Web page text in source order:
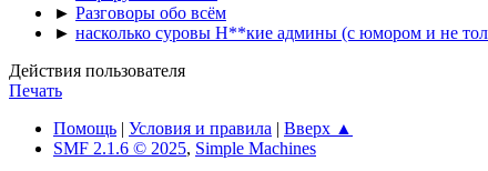
► Разговоры обо всём
► насколько суровы Н**кие админы (с юмором и не
Действия пользователя
Печать
Помощь | Условия и правила | Вверх ▲
SMF 2.1.6 © 2025, Simple Machines